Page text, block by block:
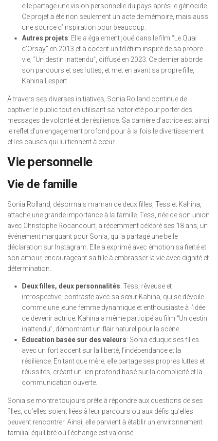
elle partage une vision personnelle du pays après le génocide.
Ce projet a été non seulement un acte de mémoire, mais aussi
une source d’inspiration pour beaucoup.
Autres projets: Elle a également joué dans le film “Le Quai
d’Orsay” en 2013 et a coécrit un téléfilm inspiré de sa propre
vie, “Un destin inattendu”, diffusé en 2023. Ce dernier aborde
son parcours et ses luttes, et met en avant sa propre fille,
Kahina Lespert.
À travers ses diverses initiatives, Sonia Rolland continue de
captiver le public tout en utilisant sa notoriété pour porter des
messages de volonté et de résilience. Sa carrière d’actrice est ainsi
le reflet d’un engagement profond pour à la fois le divertissement
et les causes qui lui tiennent à cœur.
Vie personnelle
Vie de famille
Sonia Rolland, désormais maman de deux filles, Tess et Kahina,
attache une grande importance à la famille. Tess, née de son union
avec Christophe Rocancourt, a récemment célébré ses 18 ans, un
événement marquant pour Sonia, qui a partagé une belle
déclaration sur Instagram. Elle a exprimé avec émotion sa fierté et
son amour, encourageant sa fille à embrasser la vie avec dignité et
détermination.
Deux filles, deux personnalités: Tess, rêveuse et
introspective, contraste avec sa sœur Kahina, qui se dévoile
comme une jeune femme dynamique et enthousiaste à l’idée
de devenir actrice. Kahina a même participé au film “Un destin
inattendu”, démontrant un flair naturel pour la scène.
Éducation basée sur des valeurs: Sonia éduque ses filles
avec un fort accent sur la liberté, l’indépendance et la
résilience. En tant que mère, elle partage ses propres luttes et
réussites, créant un lien profond basé sur la complicité et la
communication ouverte.
Sonia se montre toujours prête à répondre aux questions de ses
filles, qu’elles soient liées à leur parcours ou aux défis qu’elles
peuvent rencontrer. Ainsi, elle parvient à établir un environnement
familial équilibré où l’échange est valorisé.